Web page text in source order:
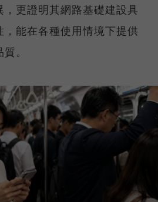
更證明其網路基礎建設具
能在各種使用情境下提供
。